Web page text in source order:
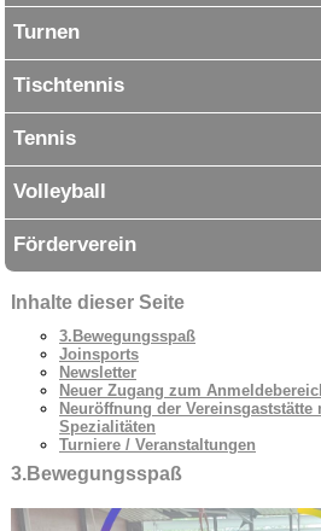
Turnen
Tischtennis
Tennis
Volleyball
Förderverein
Inhalte dieser Seite
3.Bewegungsspaß
Joinsports
Newsletter
Neuer Zugang zum
Neuröffnung der
Spezialitäten
Turniere / Veranstaltungen
3.Bewegungsspaß